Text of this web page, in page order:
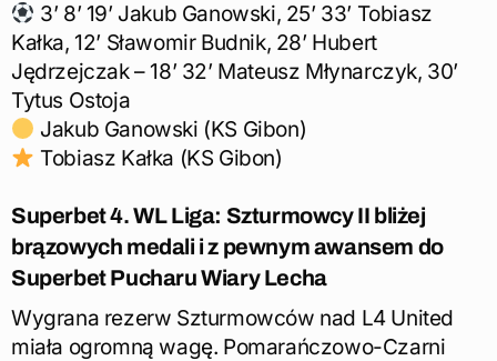
3’ 8’ 19’ Jakub Ganowski, 25’ 33’ Tobiasz
Kałka, 12’ Sławomir Budnik, 28’ Hubert
Jędrzejczak – 18’ 32’ Mateusz Młynarczyk, 30’
Tytus Ostoja
Jakub Ganowski (KS Gibon)
Tobiasz Kałka (KS Gibon)
Superbet 4. WL Liga: Szturmowcy II bliżej
brązowych medali i z pewnym awansem do
Superbet Pucharu Wiary Lecha
Wygrana rezerw Szturmowców nad L4 United
miała ogromną wagę. Pomarańczowo-Czarni